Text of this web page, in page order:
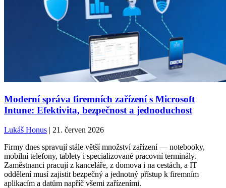
Moderní správa firemních zařízení s Microsoft
Intune: Efektivita, bezpečnost a jednoduchost
Lukáš Honus | 21. červen 2026
Firmy dnes spravují stále větší množství zařízení — notebooky,
mobilní telefony, tablety i specializované pracovní terminály.
Zaměstnanci pracují z kanceláře, z domova i na cestách, a IT
oddělení musí zajistit bezpečný a jednotný přístup k firemním
aplikacím a datům napříč všemi zařízeními.